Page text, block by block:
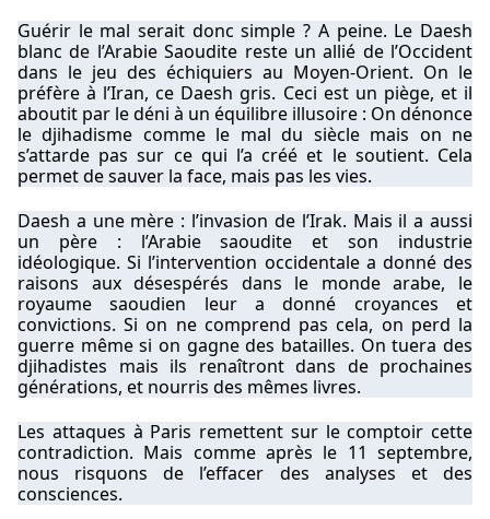
Guérir le mal serait donc simple ? A peine. Le Daesh
blanc de l’Arabie Saoudite reste un allié de l’Occident
dans le jeu des échiquiers au Moyen-Orient. On le
préfère à l’Iran, ce Daesh gris. Ceci est un piège, et il
aboutit par le déni à un équilibre illusoire : On dénonce
le djihadisme comme le mal du siècle mais on ne
s’attarde pas sur ce qui l’a créé et le soutient. Cela
permet de sauver la face, mais pas les vies.
Daesh a une mère : l’invasion de l’Irak. Mais il a aussi
un père : l’Arabie saoudite et son industrie
idéologique. Si l’intervention occidentale a donné des
raisons aux désespérés dans le monde arabe, le
royaume saoudien leur a donné croyances et
convictions. Si on ne comprend pas cela, on perd la
guerre même si on gagne des batailles. On tuera des
djihadistes mais ils renaîtront dans de prochaines
générations, et nourris des mêmes livres.
Les attaques à Paris remettent sur le comptoir cette
contradiction. Mais comme après le 11 septembre,
nous risquons de l’effacer des analyses et des
consciences.